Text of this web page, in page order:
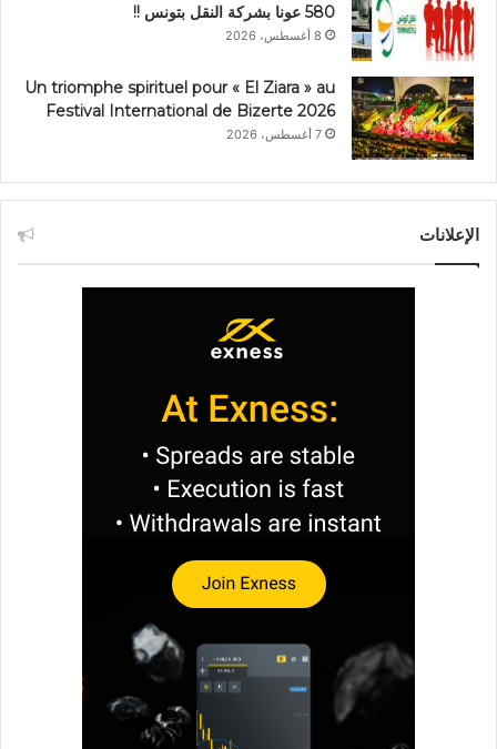
580 عونا بشركة النقل بتونس !!
8 أغسطس، 2026
Un triomphe spirituel pour « El Ziara » au
Festival International de Bizerte 2026
7 أغسطس، 2026
الإعلانات